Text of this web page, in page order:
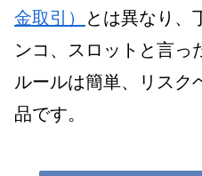
金取引）
とは異なり、
ンコ、スロットと言っ
ルールは簡単、リスク
品です。